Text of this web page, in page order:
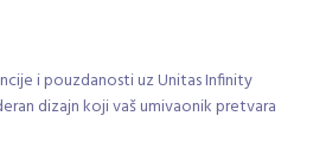
i pouzdanosti uz Unitas Infinity
dizajn koji vaš umivaonik pretvara